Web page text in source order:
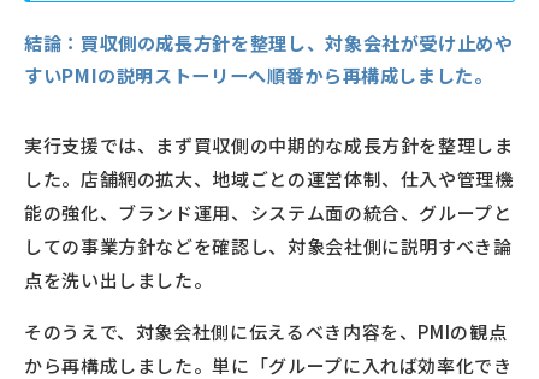
結論： 買収側の成長方針を整理し、対象会社が受け止めや
すいPMIの説明ストーリーへ順番から再構成しました。
実行支援では、まず買収側の中期的な成長方針を整理しま
した。店舗網の拡大、地域ごとの運営体制、仕入や管理機
能の強化、ブランド運用、システム面の統合、グループと
しての事業方針などを確認し、対象会社側に説明すべき論
点を洗い出しました。
そのうえで、対象会社側に伝えるべき内容を、PMIの観点
から再構成しました。単に「グループに入れば効率化でき